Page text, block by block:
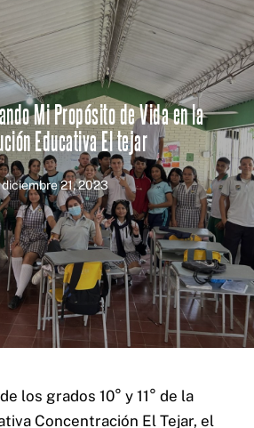
Mi Propósito de Vida en la
Educativa El tejar
diciembre 21, 2023
los grados 10° y 11° de la
Concentración El Tejar, el
Contacto